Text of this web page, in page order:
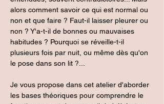
alors comment savoir ce qui est normal ou
non et que faire ? Faut-il laisser pleurer ou
non ? Y'a-t-il de bonnes ou mauvaises
habitudes ? Pourquoi se réveille-t-il
plusieurs fois par nuit, ou même dès qu'on
le pose dans son lit ?...
Je vous propose dans cet atelier d'aborder
les bases théoriques pour comprendre le